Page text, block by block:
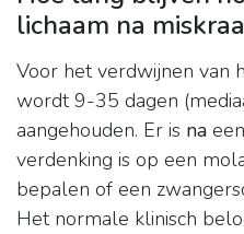
lichaam na
Voor het verdwijnen van
wordt 9-35 dagen
aangehouden. Er is na een
verdenking is op een
bepalen of een
Het normale klinisch